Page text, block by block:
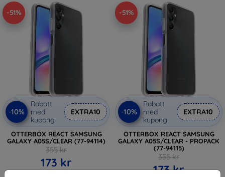
-51%
-10%
Rabatt
med
kupong
EXTRA10
OTTERBOX REACT SAMSUNG
GALAXY A05S/CLEAR (77-94114)
355 kr
173 kr
-51%
-10%
Rabatt
med
kupong
EXTRA10
OTTERBOX REACT SAMSUNG
GALAXY A05S/CLEAR - PROPACK
(77-94115)
355 kr
173 kr